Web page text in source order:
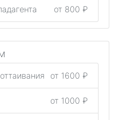
от 800 ₽
от 1600 ₽
от 1000 ₽